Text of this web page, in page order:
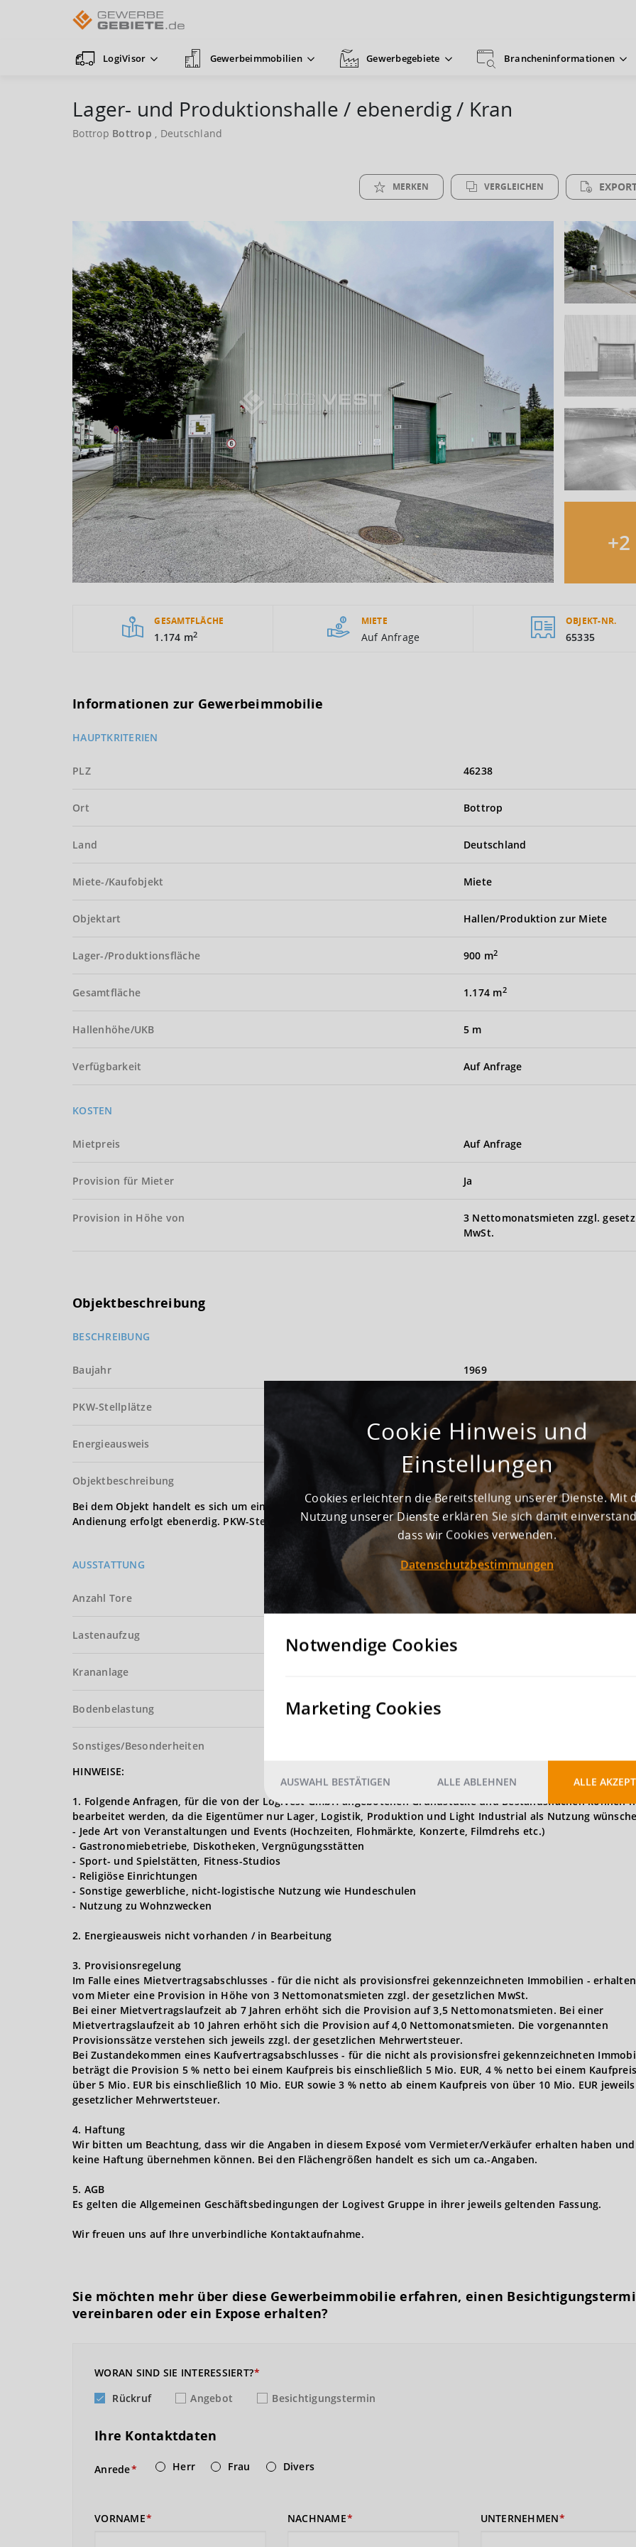
LogiVisor Gewerbeimmobilien Gewerbegebiete Brancheninformationen
Lager- und Produktionshalle / ebenerdig / Kran
Bottrop Bottrop , Deutschland
MERKEN VERGLEICHEN
+2
GESAMTFLÄCHE
1.174 m2
MIETE
Auf Anfrage
OBJEKT-NR.
65335
Informationen zur Gewerbeimmobilie
HAUPTKRITERIEN
PLZ 46238
Ort Bottrop
Land Deutschland
Miete-/Kaufobjekt Miete
Objektart Hallen/Produktion zur Miete
Lager-/Produktionsfläche 900 m2
Gesamtfläche 1.174 m2
Hallenhöhe/UKB 5 m
Verfügbarkeit Auf Anfrage
KOSTEN
Mietpreis Auf Anfrage
Provision für Mieter Ja
Provision in Höhe von
3 Nettomonatsmieten zzgl.
MwSt.
Objektbeschreibung
BESCHREIBUNG
Baujahr 1969
PKW-Stellplätze
Energieausweis Noch nicht vorhanden
Objektbeschreibung
Bei dem Objekt handelt es sich um eine Produktionshalle mit Krananlage und angrenzenden Büroflächen. Die
Andienung erfolgt ebenerdig. PKW-Stellplätze stehen direkt vor dem Gebäude zur Verfügung.
AUSSTATTUNG
Anzahl Tore ebenerdige Tore
Lastenaufzug
Krananlage
Bodenbelastung
Sonstiges/Besonderheiten
HINWEISE:
1. Folgende Anfragen, für die von der Logivest GmbH angebotenen Grundstücke und Bestandsflächen können
bearbeitet werden, da die Eigentümer nur Lager, Logistik, Produktion und Light Industrial als Nutzung
- Jede Art von Veranstaltungen und Events (Hochzeiten, Flohmärkte, Konzerte, Filmdrehs etc.)
- Gastronomiebetriebe, Diskotheken, Vergnügungsstätten
- Sport- und Spielstätten, Fitness-Studios
- Religiöse Einrichtungen
- Sonstige gewerbliche, nicht-logistische Nutzung wie Hundeschulen
- Nutzung zu Wohnzwecken
2. Energieausweis nicht vorhanden / in Bearbeitung
3. Provisionsregelung
Im Falle eines Mietvertragsabschlusses - für die nicht als provisionsfrei gekennzeichneten Immobilien -
vom Mieter eine Provision in Höhe von 3 Nettomonatsmieten zzgl. der gesetzlichen MwSt.
Bei einer Mietvertragslaufzeit ab 7 Jahren erhöht sich die Provision auf 3,5 Nettomonatsmieten. Bei einer
Mietvertragslaufzeit ab 10 Jahren erhöht sich die Provision auf 4,0 Nettomonatsmieten. Die vorgenannten
Provisionssätze verstehen sich jeweils zzgl. der gesetzlichen Mehrwertsteuer.
Bei Zustandekommen eines Kaufvertragsabschlusses - für die nicht als provisionsfrei gekennzeichneten
beträgt die Provision 5 % netto bei einem Kaufpreis bis einschließlich 5 Mio. EUR, 4 % netto bei einem
über 5 Mio. EUR bis einschließlich 10 Mio. EUR sowie 3 % netto ab einem Kaufpreis von über 10 Mio. EUR
gesetzlicher Mehrwertsteuer.
4. Haftung
Wir bitten um Beachtung, dass wir die Angaben in diesem Exposé vom Vermieter/Verkäufer erhalten haben
keine Haftung übernehmen können. Bei den Flächengrößen handelt es sich um ca.-Angaben.
5. AGB
Es gelten die Allgemeinen Geschäftsbedingungen der Logivest Gruppe in ihrer jeweils geltenden Fassung.
Wir freuen uns auf Ihre unverbindliche Kontaktaufnahme.
Sie möchten mehr über diese Gewerbeimmobilie erfahren, einen
vereinbaren oder ein Expose erhalten?
WORAN SIND SIE INTERESSIERT?
Rückruf
Angebot Besichtigungstermin
Ihre Kontaktdaten
Anrede Herr Frau Divers
VORNAME NACHNAME UNTERNEHMEN
Cookie Hinweis und
Einstellungen
Cookies erleichtern die Bereitstellung unserer Dienste. Mit
Nutzung unserer Dienste erklären Sie sich damit
dass wir Cookies verwenden.
Datenschutzbestimmungen
Notwendige Cookies
Marketing Cookies
AUSWAHL BESTÄTIGEN ALLE ABLEHNEN ALLE